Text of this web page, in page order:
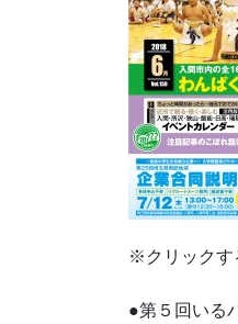
※クリックす
●第５回いる